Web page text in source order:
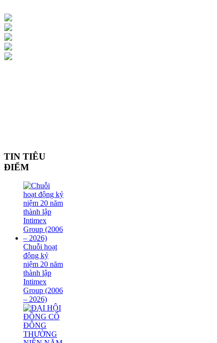
TIN TIÊU
ĐIỂM
Chuỗi hoạt
động kỷ
niệm 20 năm
thành lập
Intimex
Group (2006
– 2026)